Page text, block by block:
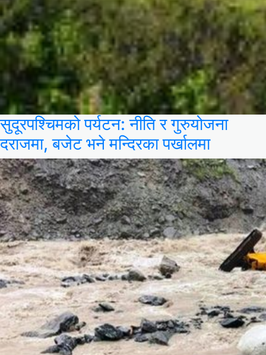
सुदूरपश्चिमको पर्यटन: नीति र गुरुयोजना
दराजमा, बजेट भने मन्दिरका पर्खालमा